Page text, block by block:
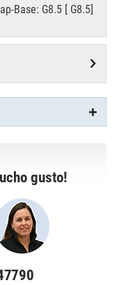
Base: G8.5 [ G8.5]
gusto!